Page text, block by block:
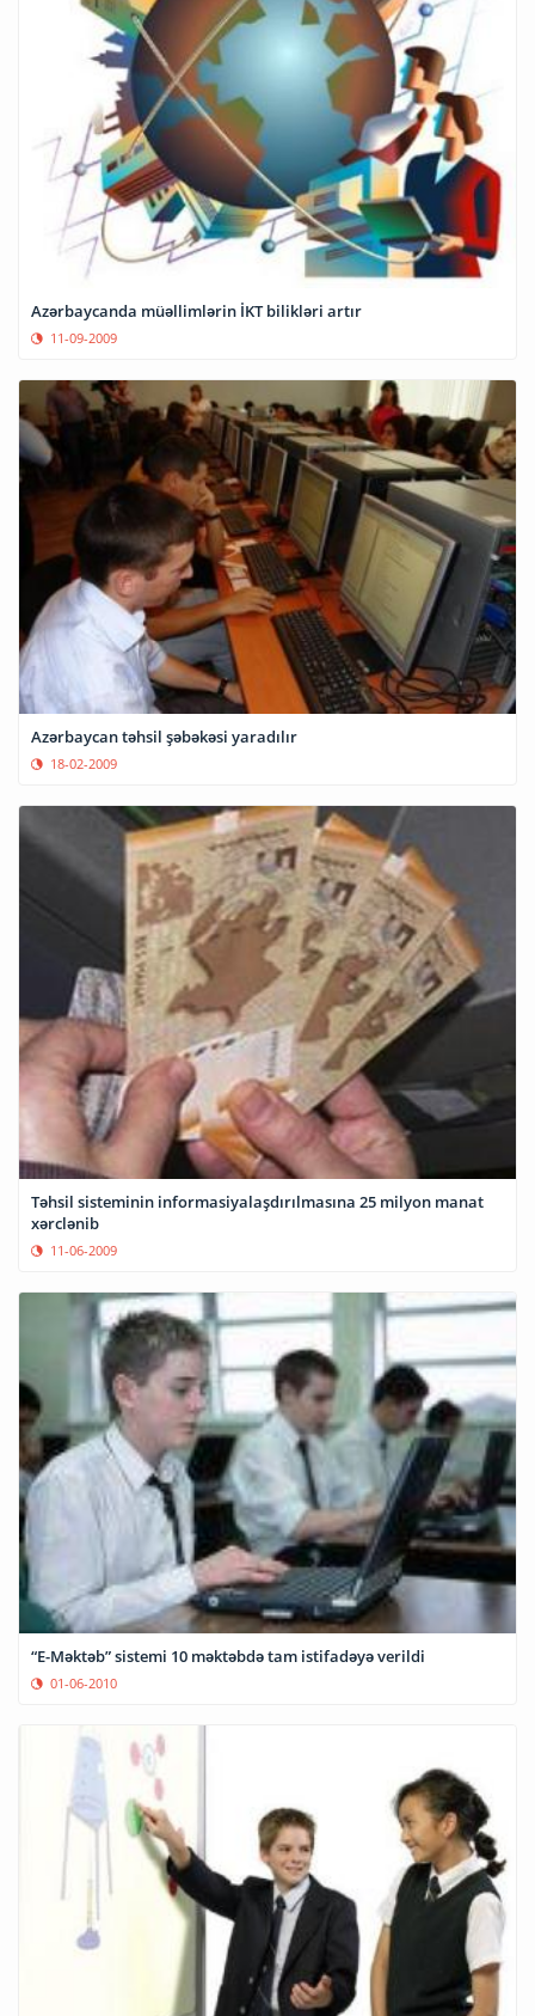
Azərbaycanda müəllimlərin İKT bilikləri artır
11-09-2009
Azərbaycan təhsil şəbəkəsi yaradılır
18-02-2009
Təhsil sisteminin informasiyalaşdırılmasına 25 milyon manat
xərclənib
11-06-2009
“E-Məktəb” sistemi 10 məktəbdə tam istifadəyə verildi
01-06-2010